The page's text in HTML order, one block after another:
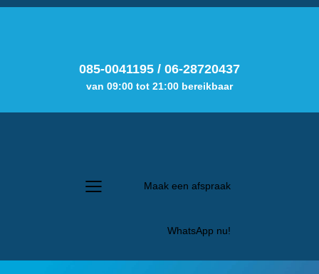
085-0041195 / 06-28720437
van 09:00 tot 21:00 bereikbaar
Maak een afspraak
WhatsApp nu!